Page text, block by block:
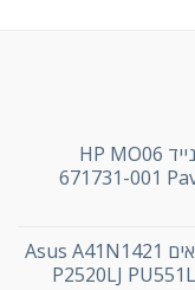
סוללה מקורית 6 תאים למחשב נייד HP MO06
671731-001
סוללה חליפית למחשב נייד 6 תאים Asus A41N1421
P2520LJ